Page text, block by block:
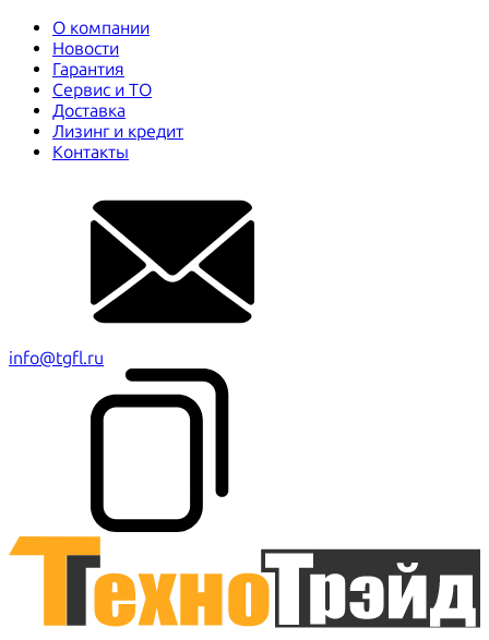
О компании
Новости
Гарантия
Сервис и ТО
Доставка
Лизинг и кредит
Контакты
info@tgfl.ru